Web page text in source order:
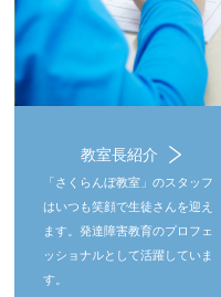
教室長紹介
「さくらんぼ教室」のスタッフ
はいつも笑顔で生徒さんを迎え
ます。発達障害教育のプロフェ
ッショナルとして活躍していま
す。